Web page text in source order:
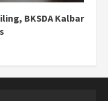
BKSDA Kalbar